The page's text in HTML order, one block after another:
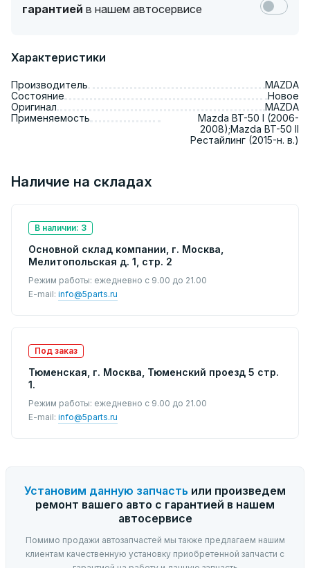
гарантией в нашем автосервисе
Характеристики
Производитель
MAZDA
Состояние
Новое
Оригинал
MAZDA
Применяемость
Mazda BT-50 I (2006-
2008);Mazda BT-50 II
Рестайлинг (2015-н. в.)
Наличие на складах
В наличии: 3
Основной склад компании, г. Москва,
Мелитопольская д. 1, стр. 2
Режим работы: ежедневно с 9.00 до 21.00
E-mail: info@5parts.ru
Под заказ
Тюменская, г. Москва, Тюменский проезд 5 стр.
1.
Режим работы: ежедневно с 9.00 до 21.00
E-mail: info@5parts.ru
Установим данную запчасть или произведем
ремонт вашего авто с гарантией в нашем
автосервисе
Помимо продажи автозапчастей мы также предлагаем нашим
клиентам качественную установку приобретенной запчасти с